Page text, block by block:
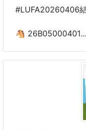
#LUFA20260406
🐴 26B05000401
高壓的生活需要鋪
如果你是一個超級
討厭市面上任何香
那麼推薦你這款來